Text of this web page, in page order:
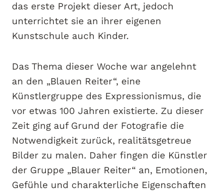
das erste Projekt dieser Art, jedoch
unterrichtet sie an ihrer eigenen
Kunstschule auch Kinder.
Das Thema dieser Woche war angelehnt
an den „Blauen Reiter“, eine
Künstlergruppe des Expressionismus, die
vor etwas 100 Jahren existierte. Zu dieser
Zeit ging auf Grund der Fotografie die
Notwendigkeit zurück, realitätsgetreue
Bilder zu malen. Daher fingen die Künstler
der Gruppe „Blauer Reiter“ an, Emotionen,
Gefühle und charakterliche Eigenschaften